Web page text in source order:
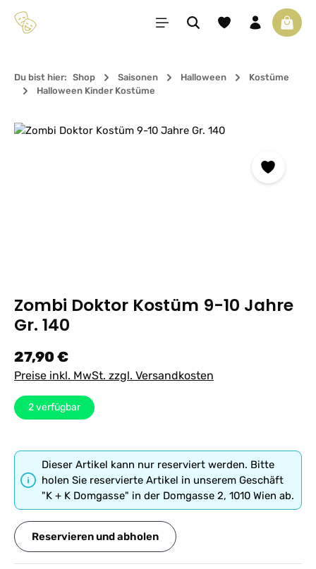
Zum Hauptinhalt springen Du hast 0 Produkte
Du bist hier: Shop Saisonen Halloween
Kostüme
Halloween Kinder Kostüme
Bildergalerie überspringen
Zombi Doktor Kostüm 9-10 Jahre
Gr. 140
Regulärer Preis:
27,90 €
Preise inkl. MwSt. zzgl. Versandkosten
2verfügbar
Dieser Artikel kann nur reserviert werden. Bitte
holen Sie reservierte Artikel in unserem Geschäft
"K + K Domgasse" in der Domgasse 2, 1010 Wien ab.
Reservieren und abholen